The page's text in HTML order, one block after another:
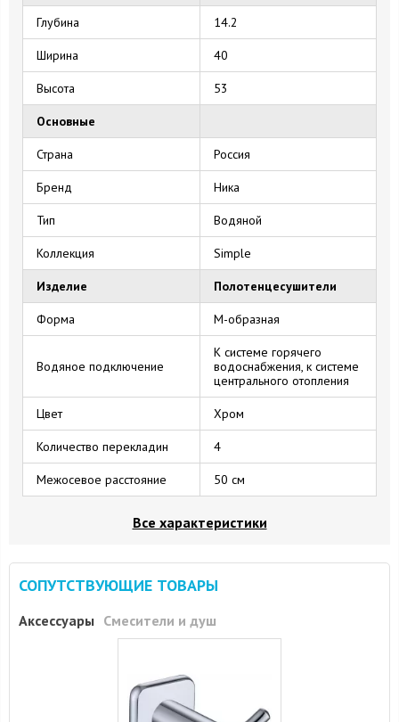
Глубина 14.2
Ширина 40
Высота 53
Основные
Страна Россия
Бренд Ника
Тип Водяной
Коллекция Simple
Изделие Полотенцесушители
Форма M-образная
Водяное подключение
К системе горячего
водоснабжения, к системе
центрального отопления
Цвет Хром
Количество перекладин 4
Межосевое расстояние 50 см
Все характеристики
СОПУТСТВУЮЩИЕ ТОВАРЫ
Аксессуары Смесители и душ